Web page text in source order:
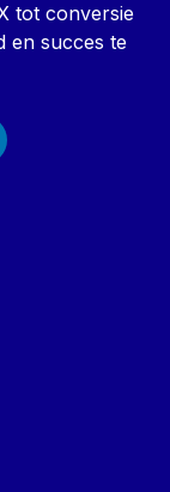
tot conversie
en succes te